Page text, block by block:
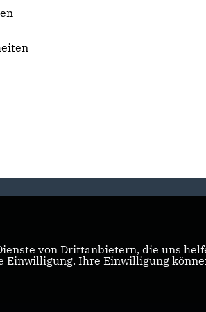
von Drittanbietern, die uns
Einwilligung. Ihre Einwilligung